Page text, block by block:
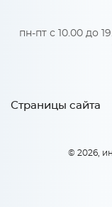
Количество
пн-пт с 10.00 до
Страницы сайта
© 2026,